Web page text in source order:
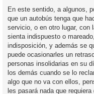
En este sentido, a algunos,
que un autobús tenga que
servicio, o en otro lugar, con
sienta indispuesto o
indisposición, y además se
puede ocasionarles un
personas insolidarias en su
los demás cuando se lo
algo que no va con ellos,
les pasará nada que